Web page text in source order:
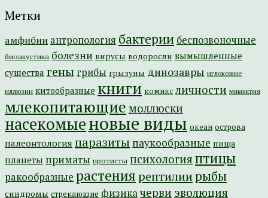
Метки
амфибии антропология бактерии беспозвоночные
биоакустика болезни вирусы водоросли вымышленные
существа гены грибы грызуны динозавры иглокожие
иллюзии китообразные книги комикс личности мимикрия
млекопитающие моллюски
насекомыеновые виды океан острова
палеонтология паразиты паукообразные пища
планеты приматы протисты психология птицы
ракообразные растениярептилиирыбы
синдромы стрекающие физикачерви эволюция